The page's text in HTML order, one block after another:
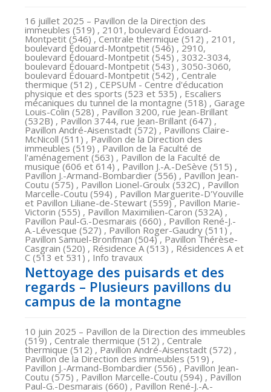
16 juillet 2025 – Pavillon de la Direction des
immeubles (519) , 2101, boulevard Édouard-
Montpetit (546) , Centrale thermique (512) , 2101,
boulevard Édouard-Montpetit (546) , 2910,
boulevard Édouard-Montpetit (545) , 3032-3034,
boulevard Édouard-Montpetit (543) , 3050-3060,
boulevard Édouard-Montpetit (542) , Centrale
thermique (512) , CEPSUM - Centre d'éducation
physique et des sports (523 et 535) , Escaliers
mécaniques du tunnel de la montagne (518) , Garage
Louis-Colin (528) , Pavillon 3200, rue Jean-Brillant
(532B) , Pavillon 3744, rue Jean-Brillant (647) ,
Pavillon André-Aisenstadt (572) , Pavillons Claire-
McNicoll (511) , Pavillon de la Direction des
immeubles (519) , Pavillon de la Faculté de
l'aménagement (563) , Pavillon de la Faculté de
musique (606 et 614) , Pavillon J.-A.-DeSève (515) ,
Pavillon J.-Armand-Bombardier (556) , Pavillon Jean-
Coutu (575) , Pavillon Lionel-Groulx (532C) , Pavillon
Marcelle-Coutu (594) , Pavillon Marguerite-D'Youville
et Pavillon Liliane-de-Stewart (559) , Pavillon Marie-
Victorin (555) , Pavillon Maximilien-Caron (532A) ,
Pavillon Paul-G.-Desmarais (660) , Pavillon René-J.-
A.-Lévesque (527) , Pavillon Roger-Gaudry (511) ,
Pavillon Samuel-Bronfman (504) , Pavillon Thérèse-
Casgrain (520) , Résidence A (513) , Résidences A et
C (513 et 531) , Info travaux
Nettoyage des puisards et des
regards – Plusieurs pavillons du
campus de la montagne
10 juin 2025 – Pavillon de la Direction des immeubles
(519) , Centrale thermique (512) , Centrale
thermique (512) , Pavillon André-Aisenstadt (572) ,
Pavillon de la Direction des immeubles (519) ,
Pavillon J.-Armand-Bombardier (556) , Pavillon Jean-
Coutu (575) , Pavillon Marcelle-Coutu (594) , Pavillon
Paul-G.-Desmarais (660) , Pavillon René-J.-A.-